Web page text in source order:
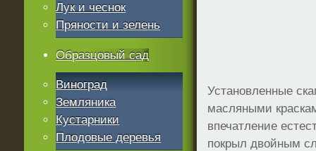
Установленные
масляными
впечатление
покрыл двойным
Лук и чеснок
Пряности и зелень
Образцовый сад
Виноград
Земляника
Кустарники
Плодовые деревья